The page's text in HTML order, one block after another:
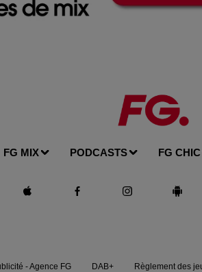
FG MIX PODCASTS FG CHIC
- Agence FG DAB+ Règlement des